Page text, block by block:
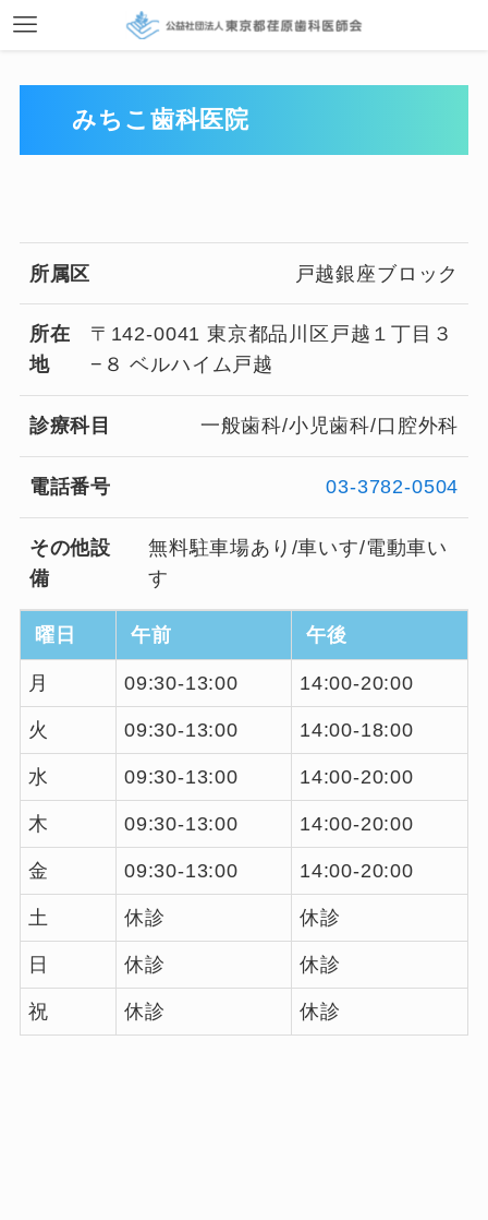
みちこ歯科医院
所属区 戸越銀座ブロック
所在
地
〒142-0041 東京都品川区戸越１丁目３
−８ ベルハイム戸越
診療科目 一般歯科/小児歯科/口腔外科
電話番号 03-3782-0504
その他設
備
無料駐車場あり/車いす/電動車い
す
曜日 午前 午後
月 09:30-13:00 14:00-20:00
火 09:30-13:00 14:00-18:00
水 09:30-13:00 14:00-20:00
木 09:30-13:00 14:00-20:00
金 09:30-13:00 14:00-20:00
土 休診 休診
日 休診 休診
祝 休診 休診